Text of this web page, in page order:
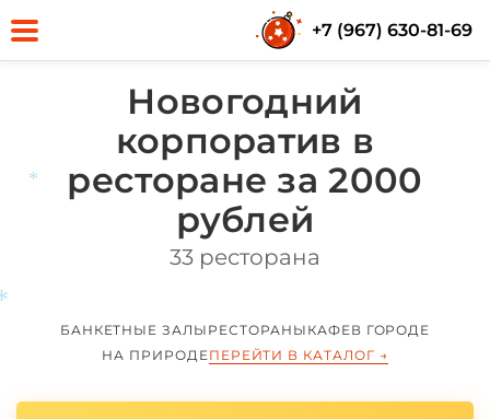
+7 (967) 630-81-69
Новогодний
корпоратив в
ресторане за 2000
рублей
33 ресторана
БАНКЕТНЫЕ ЗАЛЫ РЕСТОРАНЫ КАФЕВ ГОРОДЕ
НА ПРИРОДЕПЕРЕЙТИ В КАТАЛОГ →